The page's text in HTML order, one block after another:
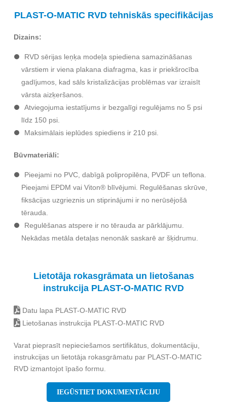
PLAST-O-MATIC RVD tehniskās specifikācijas
Dizains:
RVD sērijas leņķa modeļa spiediena samazināšanas
vārstiem ir viena plakana diafragma, kas ir priekšrocība
gadījumos, kad sāls kristalizācijas problēmas var izraisīt
vārsta aizķeršanos.
Atviegojuma iestatījums ir bezgalīgi regulējams no 5 psi
līdz 150 psi.
Maksimālais ieplūdes spiediens ir 210 psi.
Būvmateriāli:
Pieejami no PVC, dabīgā polipropilēna, PVDF un teflona.
Pieejami EPDM vai Viton® blīvējumi. Regulēšanas skrūve,
fiksācijas uzgrieznis un stiprinājumi ir no nerūsējošā
tērauda.
Regulēšanas atspere ir no tērauda ar pārklājumu.
Nekādas metāla detaļas nenonāk saskarē ar šķidrumu.
Lietotāja rokasgrāmata un lietošanas
instrukcija PLAST-O-MATIC RVD
Datu lapa PLAST-O-MATIC RVD
Lietošanas instrukcija PLAST-O-MATIC RVD
Varat pieprasīt nepieciešamos sertifikātus, dokumentāciju,
instrukcijas un lietotāja rokasgrāmatu par PLAST-O-MATIC
RVD izmantojot īpašo formu.
IEGŪSTIET DOKUMENTĀCIJU